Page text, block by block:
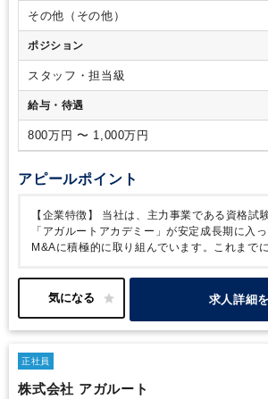
その他（その他）
ポジション
スタッフ・担当級
給与・待遇
800万円 〜 1,000万円
アピールポイント
【企業特徴】
当社は、主力事業である資格試
「アガルートアカデミー」が安定成長期に入
M&Aに積極的に取り組んでいます。これまで
てM&Aを推進していく方針です。そのため、
い、買収企業への業務コンサルや予実管理を
WEB面接の活用など、生産性向上にも力を入
2025年4月1日に新設され、現在は代表とゼネ
イトオフィスもございます。ご入社後、ご希望
求人詳細
正社員
株式会社 アガルート